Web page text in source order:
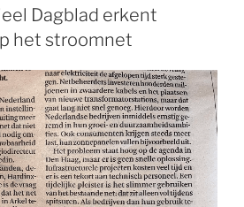
Dagblad erkent
het stroomnet